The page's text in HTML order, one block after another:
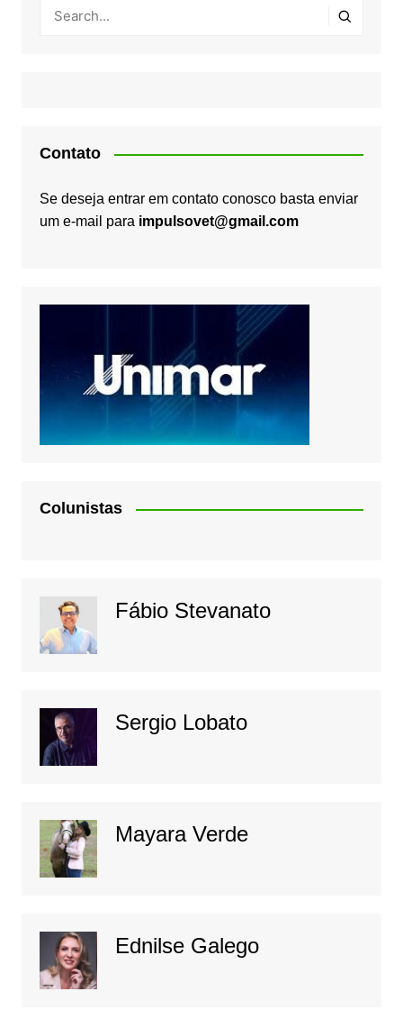
Contato
Se deseja entrar em contato conosco basta enviar
um e-mail para impulsovet@gmail.com
Colunistas
Fábio Stevanato
Sergio Lobato
Mayara Verde
Ednilse Galego